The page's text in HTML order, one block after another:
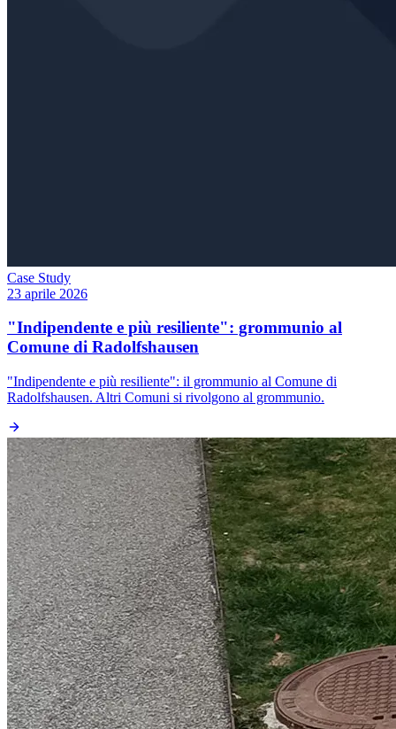
Case Study
23 aprile 2026
"Indipendente e più resiliente": grommunio al
Comune di Radolfshausen
"Indipendente e più resiliente": il grommunio al Comune di
Radolfshausen. Altri Comuni si rivolgono al grommunio.